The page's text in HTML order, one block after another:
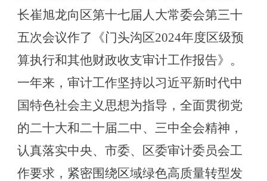
长崔旭龙向区第十七届人大常委会第三十
五次会议作了《门头沟区2024年度区级预
算执行和其他财政收支审计工作报告》。
一年来，审计工作坚持以习近平新时代中
国特色社会主义思想为指导，全面贯彻党
的二十大和二十届二中、三中全会精神，
认真落实中央、市委、区委审计委员会工
作要求，紧密围绕区域绿色高质量转型发